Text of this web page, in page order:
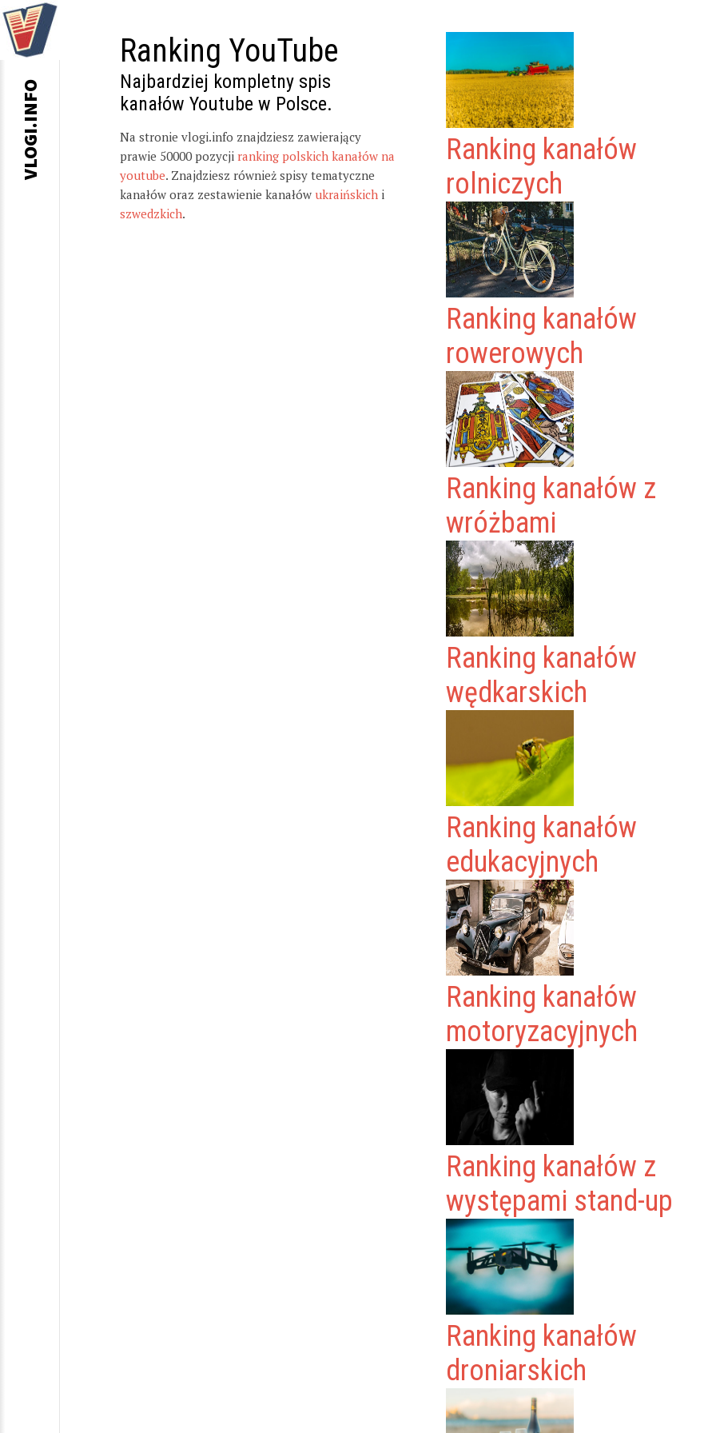
Ranking YouTube
Najbardziej kompletny spis
kanałów Youtube w Polsce.
Na stronie vlogi.info znajdziesz zawierający
prawie 50000 pozycji ranking polskich kanałów na
youtube. Znajdziesz również spisy tematyczne
kanałów oraz zestawienie kanałów ukraińskich i
szwedzkich.
Ranking kanałów
rolniczych
Ranking kanałów
rowerowych
Ranking kanałów z
wróżbami
Ranking kanałów
wędkarskich
Ranking kanałów
edukacyjnych
Ranking kanałów
motoryzacyjnych
Ranking kanałów z
występami stand-up
Ranking kanałów
droniarskich
VLOGI.INFO